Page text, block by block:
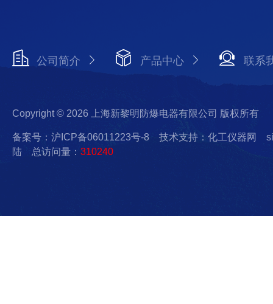
公司简介 产品中心 联系
Copyright © 2026 上海新黎明防爆电器有限公司 版权所有
备案号：沪ICP备06011223号-8 技术支持：化工仪器网
陆 总访问量： 310240